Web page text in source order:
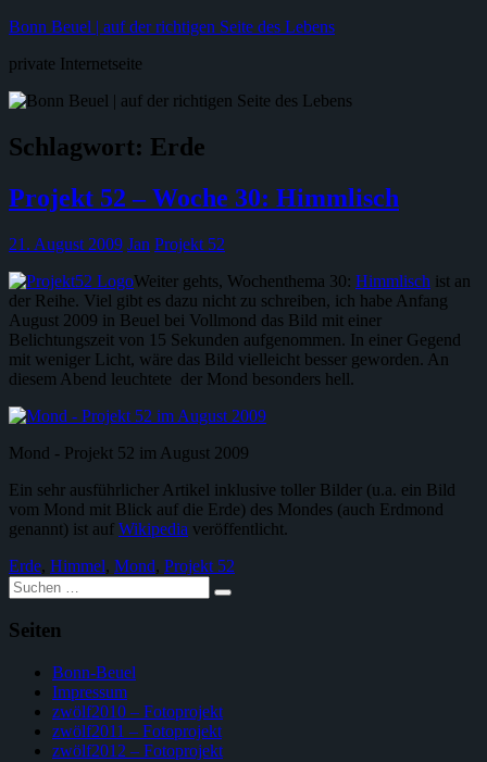
Zum
springen
Bonn Beuel | auf der richtigen Seite des Lebens
private Internetseite
Schlagwort: Erde
Projekt 52 – Woche 30: Himmlisch
21. August 2009 Jan Projekt 52
Weiter gehts, Wochenthema 30: Himmlisch ist an
der Reihe. Viel gibt es dazu nicht zu schreiben, ich habe Anfang
August 2009 in Beuel bei Vollmond das Bild mit einer
Belichtungszeit von 15 Sekunden aufgenommen. In einer Gegend
mit weniger Licht, wäre das Bild vielleicht besser geworden. An
diesem Abend leuchtete der Mond besonders hell.
Mond - Projekt 52 im August 2009
Ein sehr ausführlicher Artikel inklusive toller Bilder (u.a. ein Bild
vom Mond mit Blick auf die Erde) des Mondes (auch Erdmond
genannt) ist auf Wikipedia veröffentlicht.
Erde, Himmel, Mond, Projekt 52
Suche
nach:
Seiten
Bonn-Beuel
Impressum
zwölf2010 – Fotoprojekt
zwölf2011 – Fotoprojekt
zwölf2012 – Fotoprojekt